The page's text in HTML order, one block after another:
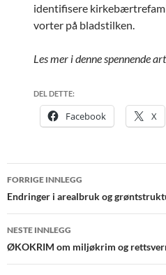
identifisere
vorter på bladstilken.
Les mer i denne spennende
DEL DETTE:
Facebook X
Innleggsnavigasjon
FORRIGE INNLEGG
Endringer i arealbruk og
NESTE INNLEGG
ØKOKRIM om miljøkrim og